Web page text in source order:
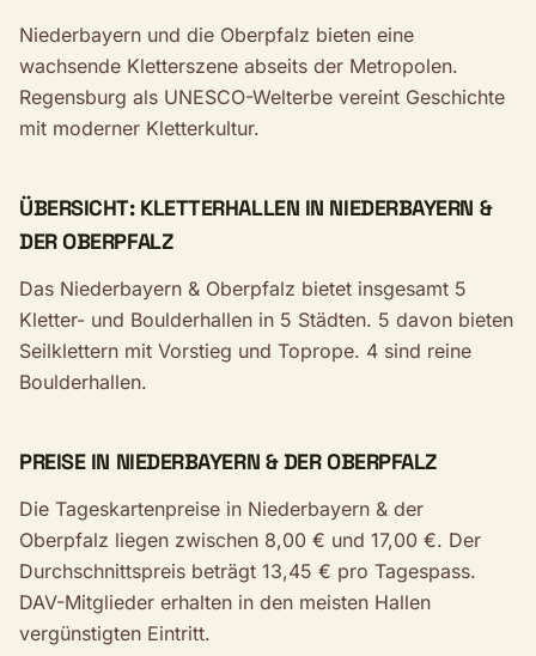
Niederbayern und die Oberpfalz bieten eine
wachsende Kletterszene abseits der Metropolen.
Regensburg als UNESCO-Welterbe vereint Geschichte
mit moderner Kletterkultur.
ÜBERSICHT: KLETTERHALLEN IN NIEDERBAYERN &
DER OBERPFALZ
Das Niederbayern & Oberpfalz bietet insgesamt 5
Kletter- und Boulderhallen in 5 Städten. 5 davon bieten
Seilklettern mit Vorstieg und Toprope. 4 sind reine
Boulderhallen.
PREISE IN NIEDERBAYERN & DER OBERPFALZ
Die Tageskartenpreise in Niederbayern & der
Oberpfalz liegen zwischen 8,00 € und 17,00 €. Der
Durchschnittspreis beträgt 13,45 € pro Tagespass.
DAV-Mitglieder erhalten in den meisten Hallen
vergünstigten Eintritt.